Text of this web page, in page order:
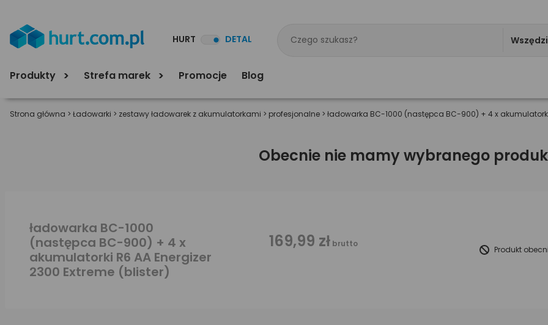
HURT DETAL
Produkty Strefa marek Promocje Blog
Strona główna > Ładowarki > zestawy ładowarek z akumulatorkami > profesjonalne > ładowarka BC-1000 (następca BC-900) + 4 x akumulatorki
Obecnie nie mamy wybranego
ładowarka BC-1000
(następca BC-900) + 4 x
akumulatorki R6 AA Energizer
2300 Extreme (blister)
169,99 zł brutto
Produkt